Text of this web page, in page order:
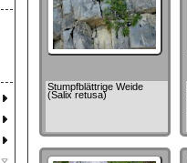
Stumpfblättrige Weide
(Salix retusa)